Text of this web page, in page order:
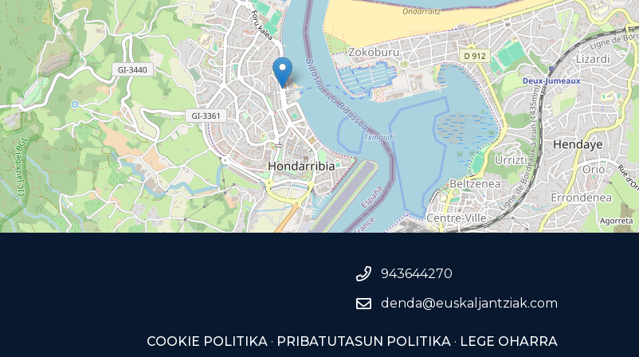
943644270
denda@euskaljantziak.com
COOKIE POLITIKA · PRIBATUTASUN POLITIKA · LEGE OHARRA